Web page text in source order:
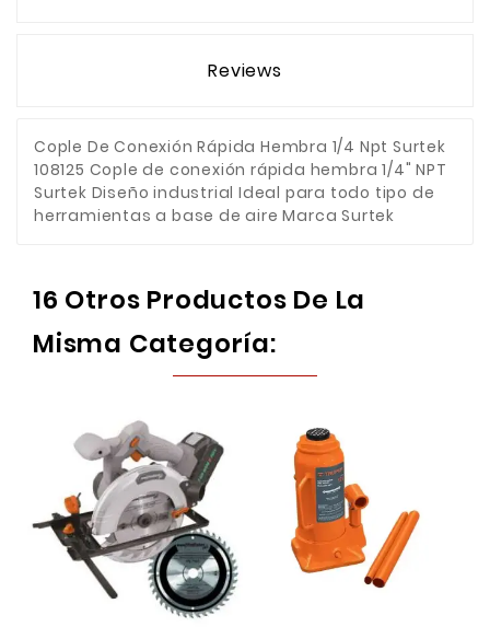
Reviews
Cople De Conexión Rápida Hembra 1/4 Npt Surtek
108125 Cople de conexión rápida hembra 1/4" NPT
Surtek Diseño industrial Ideal para todo tipo de
herramientas a base de aire Marca Surtek
16 Otros Productos De La
Misma Categoría: